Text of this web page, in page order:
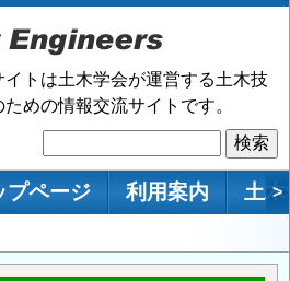
イトは土木学会が運営する土木技
めの情報交流サイトです。
索
プページ 利用案内 土 >